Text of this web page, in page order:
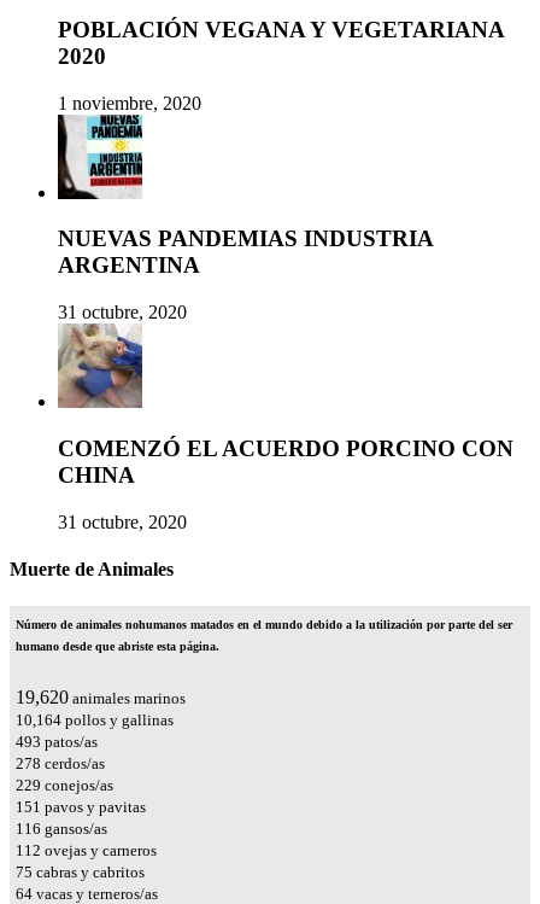
POBLACIÓN VEGANA Y VEGETARIANA
2020
1 noviembre, 2020
NUEVAS PANDEMIAS INDUSTRIA
ARGENTINA
31 octubre, 2020
COMENZÓ EL ACUERDO PORCINO CON
CHINA
31 octubre, 2020
Muerte de Animales
Número de animales nohumanos matados en el mundo debido a la utilización por parte del ser
humano desde que abriste esta página.
23,545 animales marinos
12,197 pollos y gallinas
592 patos/as
334 cerdos/as
275 conejos/as
181 pavos y pavitas
139 gansos/as
135 ovejas y carneros
90 cabras y cabritos
76 vacas y terneros/as